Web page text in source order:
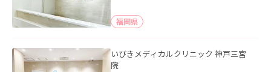
福岡県
いびきメディカルクリニック 神戸三宮
院